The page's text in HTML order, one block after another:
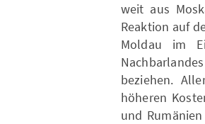
weit aus
Reaktion auf
Moldau im
beziehen.
höheren
und